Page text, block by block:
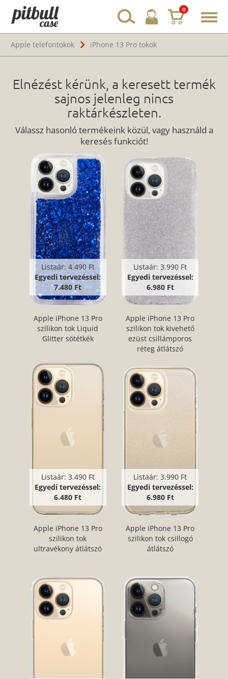
0
Apple telefontokok
iPhone 13 Pro tokok
Elnézést kérünk, a keresett termék
sajnos jelenleg nincs
raktárkészleten.
Válassz hasonló termékeink közül, vagy használd a
keresés funkciót!
Listaár:4.490 Ft
Egyedi tervezéssel:
7.480 Ft
Apple iPhone 13 Pro
szilikon tok Liquid
Glitter sötétkék
Listaár:3.990 Ft
Egyedi tervezéssel:
6.980 Ft
Apple iPhone 13 Pro
szilikon tok kivehető
ezüst csillámporos
réteg átlátszó
Listaár: 3.490 Ft
Egyedi tervezéssel:
6.480 Ft
Apple iPhone 13 Pro
szilikon tok
ultravékony átlátszó
Listaár:3.990 Ft
Egyedi tervezéssel:
6.980 Ft
Apple iPhone 13 Pro
szilikon tok csillogó
átlátszó